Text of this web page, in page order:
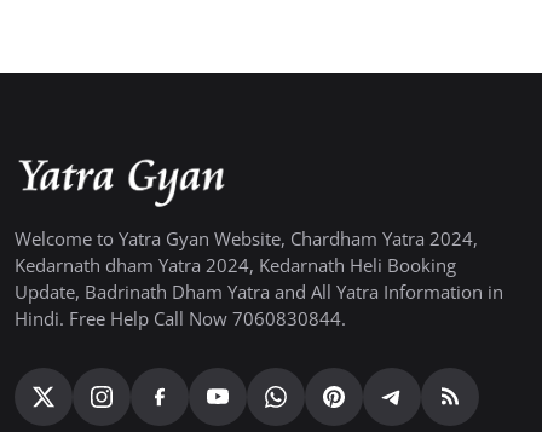
Welcome to Yatra Gyan Website, Chardham Yatra 2024,
Kedarnath dham Yatra 2024, Kedarnath Heli Booking
Update, Badrinath Dham Yatra and All Yatra Information in
Hindi. Free Help Call Now 7060830844.